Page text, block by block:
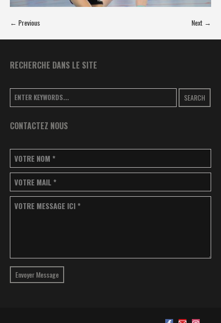
← Previous Next →
RECHERCHE DANS LE SITE
SEARCH
CONTACTEZ NOUS
VOTRE NOM *
VOTRE MAIL *
VOTRE MESSAGE ICI *
Envoyer Message